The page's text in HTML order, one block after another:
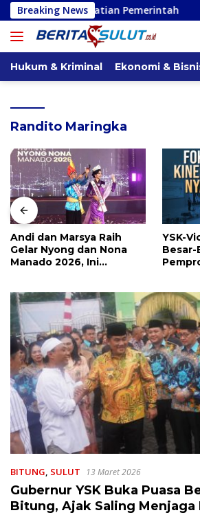
Langsung
ke
konten
Breaking News
Pemerintah Remly
Hukum & Kriminal Ekonomi &
Randito Maringka
Andi dan Marsya Raih
Gelar Nyong dan Nona
Manado 2026, Ini
YSK-
Besar-
BITUNG, SULUT 13 Maret 2026
Gubernur YSK Buka Puasa
Bitung, Ajak Saling Menjaga